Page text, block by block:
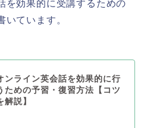
を効果的に受講するための
いています。
ンライン英会話を効果的に行
ための予習・復習方法【コツ
解説】